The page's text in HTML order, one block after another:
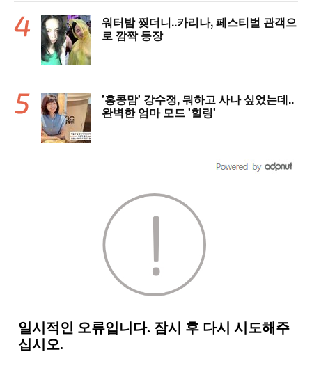
워터밤 찢더니..카리나, 페스티벌 관객으
로 깜짝 등장
'홍콩맘' 강수정, 뭐하고 사나 싶었는데..
완벽한 엄마 모드 '힐링'